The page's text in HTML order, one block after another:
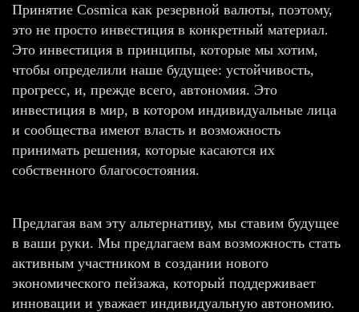
Принятие Cosmicа как резервной валюты, поэтому,
это не просто инвестиция в конкретный материал.
Это инвестиция в принципы, которые мы хотим,
чтобы определили наше будущее: устойчивость,
прогресс, и, прежде всего, автономия. Это
инвестиция в мир, в котором индивидуальные лица
и сообщества имеют власть и возможность
принимать решения, которые касаются их
собственного благосостояния.
Предлагая вам эту альтернативу, мы ставим будущее
в ваши руки. Мы предлагаем вам возможность стать
активным участником в создании нового
экономического пейзажа, который поддерживает
инновации и уважает индивидуальную автономию.